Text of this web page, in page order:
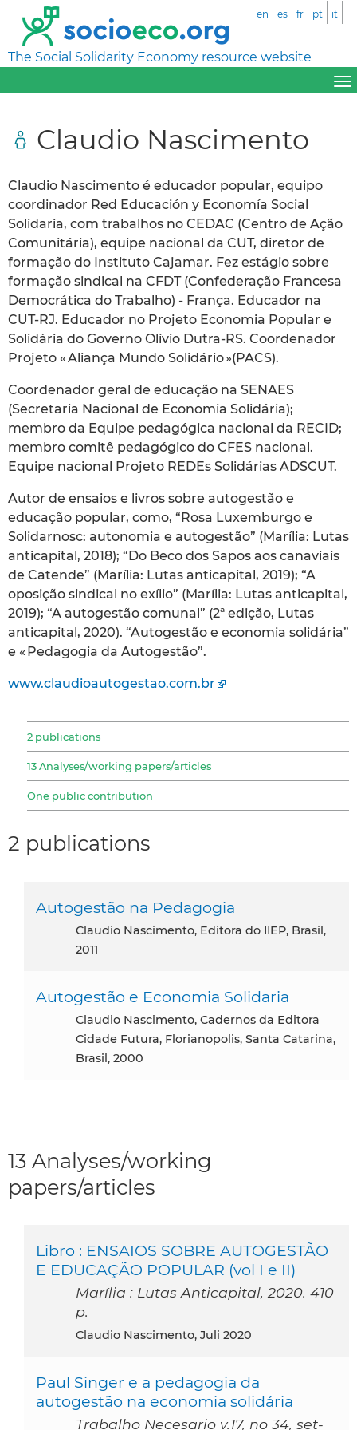
The Social Solidarity Economy resource website
en es fr pt it
Claudio Nascimento
Claudio Nascimento é educador popular, equipo
coordinador Red Educación y Economía Social
Solidaria, com trabalhos no CEDAC (Centro de Ação
Comunitária), equipe nacional da CUT, diretor de
formação do Instituto Cajamar. Fez estágio sobre
formação sindical na CFDT (Confederação Francesa
Democrática do Trabalho) - França. Educador na
CUT-RJ. Educador no Projeto Economia Popular e
Solidária do Governo Olívio Dutra-RS. Coordenador
Projeto « Aliança Mundo Solidário »(PACS).
Coordenador geral de educação na SENAES
(Secretaria Nacional de Economia Solidária);
membro da Equipe pedagógica nacional da RECID;
membro comitê pedagógico do CFES nacional.
Equipe nacional Projeto REDEs Solidárias ADSCUT.
Autor de ensaios e livros sobre autogestão e
educação popular, como, “Rosa Luxemburgo e
Solidarnosc: autonomia e autogestão” (Marília: Lutas
anticapital, 2018); “Do Beco dos Sapos aos canaviais
de Catende” (Marília: Lutas anticapital, 2019); “A
oposição sindical no exílio” (Marília: Lutas anticapital,
2019); “A autogestão comunal” (2ª edição, Lutas
anticapital, 2020). “Autogestão e economia solidária”
e « Pedagogia da Autogestão”.
www.claudioautogestao.com.br
2 publications
13 Analyses/working papers/articles
One public contribution
2 publications
Autogestão na Pedagogia
Claudio Nascimento, Editora do IIEP, Brasil,
2011
Autogestão e Economia Solidaria
Claudio Nascimento, Cadernos da Editora
Cidade Futura, Florianopolis, Santa Catarina,
Brasil, 2000
13 Analyses/working
papers/articles
Libro : ENSAIOS SOBRE AUTOGESTÃO
E EDUCAÇÃO POPULAR (vol I e II)
Marília : Lutas Anticapital, 2020. 410
p.
Claudio Nascimento, Juli 2020
Paul Singer e a pedagogia da
autogestão na economia solidária
Trabalho Necesario v.17, no 34, set-